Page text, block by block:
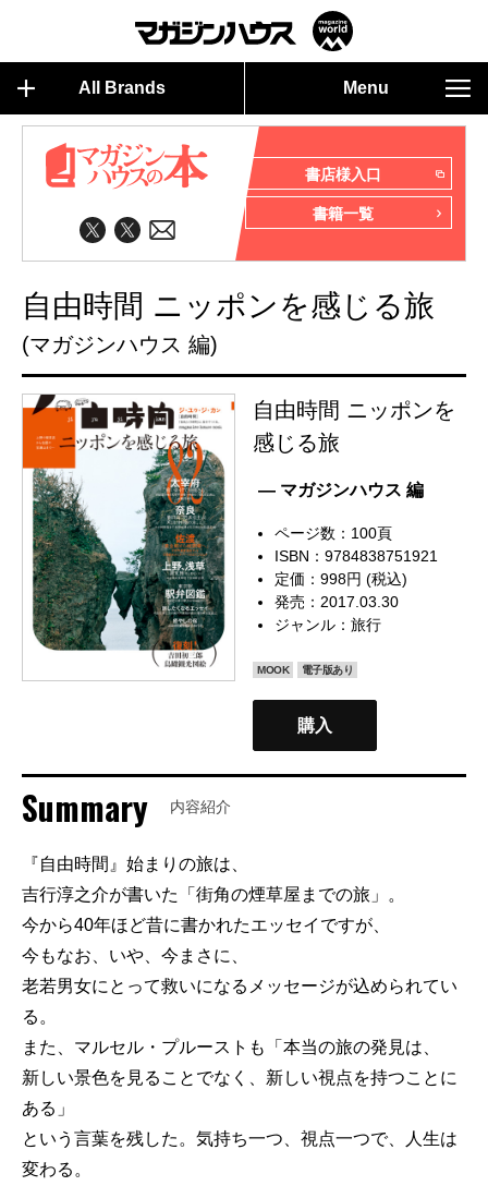
All Brands Menu
書店様入口
書籍一覧
自由時間 ニッポンを感じる旅
(マガジンハウス 編)
自由時間 ニッポンを
感じる旅
— マガジンハウス 編
ページ数：100頁
ISBN：9784838751921
定価：998円 (税込)
発売：2017.03.30
ジャンル：旅行
MOOK 電子版あり
購入
Summary 内容紹介
『自由時間』始まりの旅は、
吉行淳之介が書いた「街角の煙草屋までの旅」。
今から40年ほど昔に書かれたエッセイですが、
今もなお、いや、今まさに、
老若男女にとって救いになるメッセージが込められてい
る。
また、マルセル・プルーストも「本当の旅の発見は、
新しい景色を見ることでなく、新しい視点を持つことに
ある」
という言葉を残した。気持ち一つ、視点一つで、人生は
変わる。